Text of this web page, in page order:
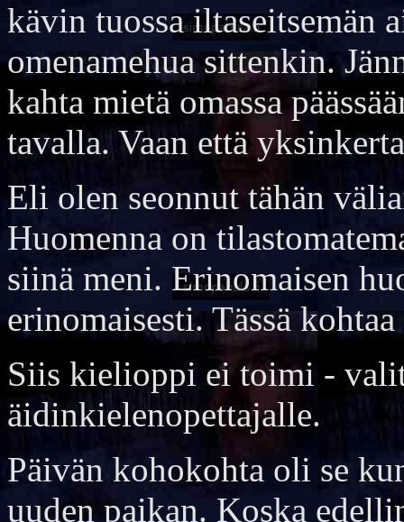
kävin tuossa iltaseitsemän
omenamehua sittenkin.
kahta mietä omassa
tavalla. Vaan että
Eli olen seonnut tähän
Huomenna on
siinä meni. Erinomaisen
erinomaisesti. Tässä
Siis kielioppi ei toimi -
äidinkielenopettajalle.
Päivän kohokohta oli se
uuden paikan. Koska